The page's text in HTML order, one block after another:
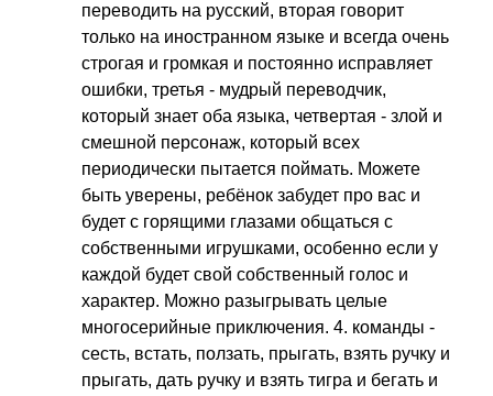
переводить на русский, вторая говорит
только на иностранном языке и всегда очень
строгая и громкая и постоянно исправляет
ошибки, третья - мудрый переводчик,
который знает оба языка, четвертая - злой и
смешной персонаж, который всех
периодически пытается поймать. Можете
быть уверены, ребёнок забудет про вас и
будет с горящими глазами общаться с
собственными игрушками, особенно если у
каждой будет свой собственный голос и
характер. Можно разыгрывать целые
многосерийные приключения. 4. команды -
сесть, встать, ползать, прыгать, взять ручку и
прыгать, дать ручку и взять тигра и бегать и